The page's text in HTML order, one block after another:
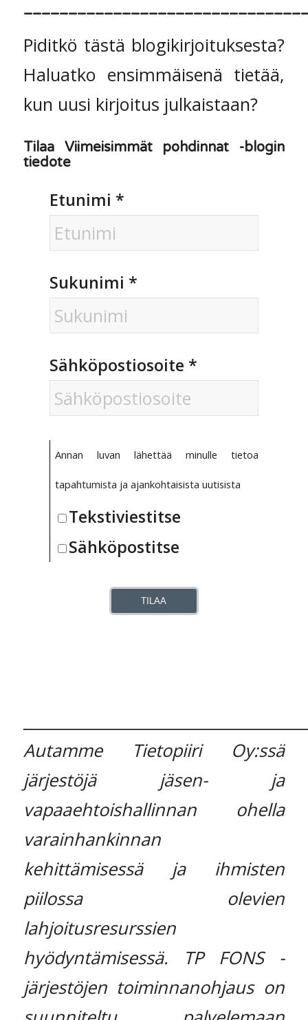
Piditkö tästä blogikirjoituksesta?
Haluatko ensimmäisenä tietää,
kun uusi kirjoitus julkaistaan?
Tilaa Viimeisimmät pohdinnat -blogin
tiedote
Etunimi *
Sukunimi *
Sähköpostiosoite *
Annan luvan lähettää minulle tietoa
tapahtumista ja ajankohtaisista uutisista
Tekstiviestitse
Sähköpostitse
TILAA
Autamme Tietopiiri Oy:ssä
järjestöjä jäsen- ja
vapaaehtoishallinnan ohella
varainhankinnan
kehittämisessä ja ihmisten
piilossa olevien
lahjoitusresurssien
hyödyntämisessä. TP FONS -
järjestöjen toiminnanohjaus on